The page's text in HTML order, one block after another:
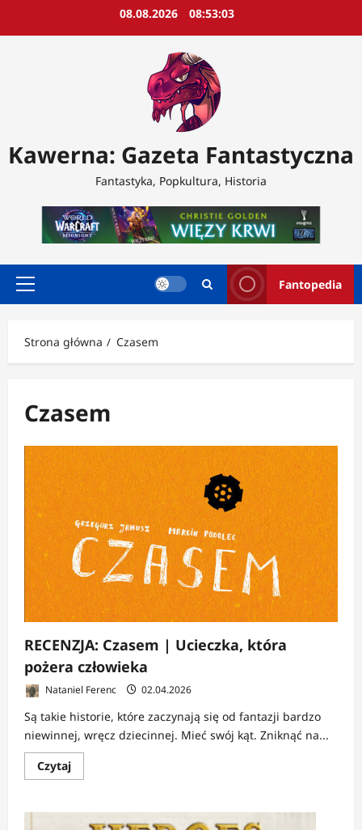
08.08.2026 08:53:05
Kawerna: Gazeta Fantastyczna
Fantastyka, Popkultura, Historia
Menu
Fantopedia
Strona główna Czasem
Czasem
RECENZJA: Czasem | Ucieczka, która
pożera człowieka
Nataniel Ferenc 02.04.2026
Są takie historie, które zaczynają się od fantazji bardzo
niewinnej, wręcz dziecinnej. Mieć swój kąt. Zniknąć na...
CzytajDowiedz
się
RECENZJA:
Czasem